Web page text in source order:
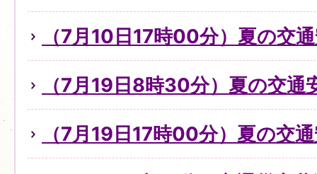
（7月10日17時00分）夏の交
（7月19日8時30分）夏の交通
（7月19日17時00分）夏の交